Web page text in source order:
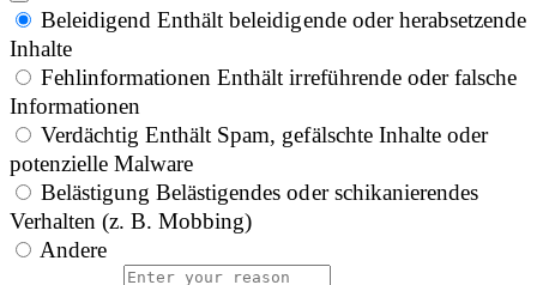
Beleidigend Enthält beleidigende oder herabsetzende
Inhalte
Fehlinformationen Enthält irreführende oder falsche
Informationen
Verdächtig Enthält Spam, gefälschte Inhalte oder
potenzielle Malware
Belästigung Belästigendes oder schikanierendes
Verhalten (z. B. Mobbing)
Andere